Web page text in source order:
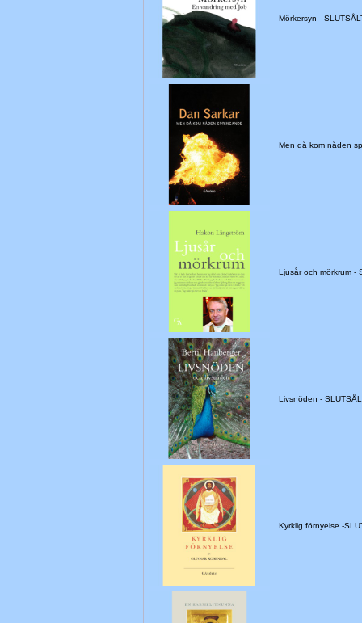
Mörkersyn -
Men då kom nåden
Ljusår och mörkrum -
Livsnöden -
Kyrklig förnyelse -